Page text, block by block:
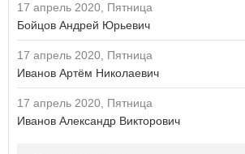
Ненецкий автономный округ
Нижегородская область
Новгородская область
Новосибирская область
О
Омская область
Оренбургская область
17 апрель 2020, Пятница
Бойцов Андрей Юрьевич
17 апрель 2020, Пятница
Иванов Артём Николаевич
17 апрель 2020, Пятница
Иванов Александр Викторович